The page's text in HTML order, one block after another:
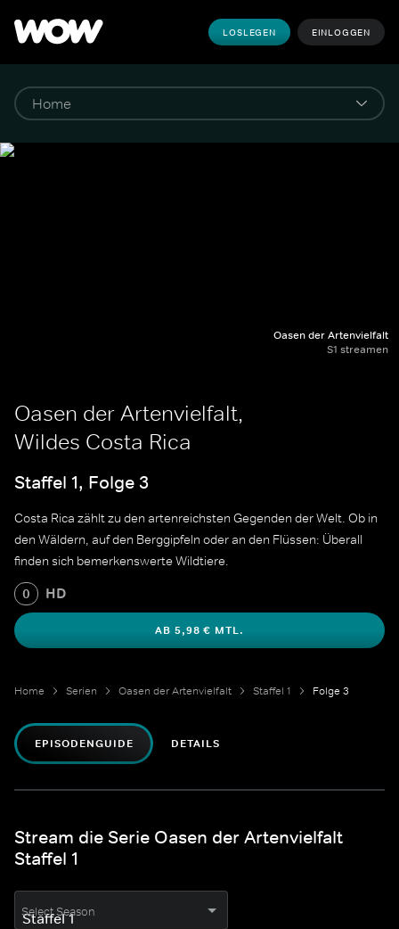
LOSLEGEN EINLOGGEN
Oasen der Artenvielfalt
S1 streamen
Oasen der Artenvielfalt,
Wildes Costa Rica
Staffel 1, Folge 3
Costa Rica zählt zu den artenreichsten Gegenden der Welt. Ob in
den Wäldern, auf den Berggipfeln oder an den Flüssen: Überall
finden sich bemerkenswerte Wildtiere.
0 HD
AB 5,98 € MTL.
Home Serien Oasen der Artenvielfalt Staffel 1 Folge 3
EPISODENGUIDE DETAILS
Stream die Serie Oasen der Artenvielfalt
Staffel 1
Select Season